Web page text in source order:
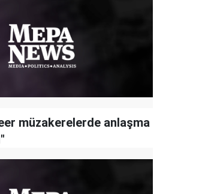
müzakerelerde anlaşma